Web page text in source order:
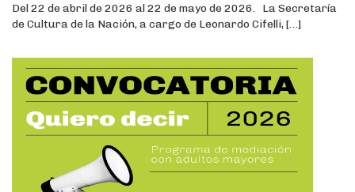
Del 22 de abril de 2026 al 22 de mayo de 2026. La Secretaría
de Cultura de la Nación, a cargo de Leonardo Cifelli, […]